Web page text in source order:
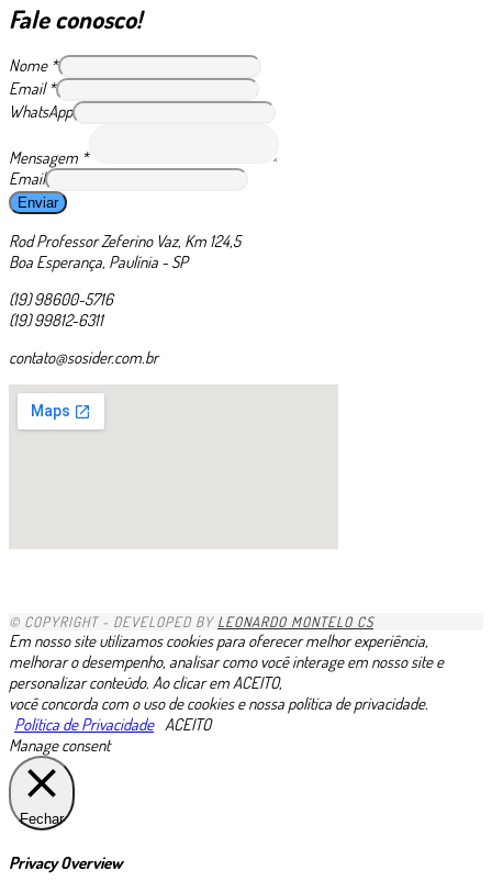
Fale conosco!
Nome *
Email*
WhatsApp
Mensagem *
Email
Enviar
Rod Professor Zeferino Vaz, Km 124,5
Boa Esperança, Paulínia - SP
(19) 98600-5716
(19) 99812-6311
contato@sosider.com.br
1xbet ทางเข้า
1xbet
lotoclub
Rtbet casino
1xbet зеркало
melbet
1xbet
1xbet
bouderland bound
BoostWin казино
1xbet скачать
© COPYRIGHT - DEVELOPED BY LEONARDO MONTELO CS
Em nosso site utilizamos cookies para oferecer melhor experiência,
melhorar o desempenho, analisar como você interage em nosso site e
personalizar conteúdo. Ao clicar em ACEITO,
você concorda com o uso de cookies e nossa política de privacidade.
Política de Privacidade ACEITO
Manage consent
Fechar
Privacy Overview